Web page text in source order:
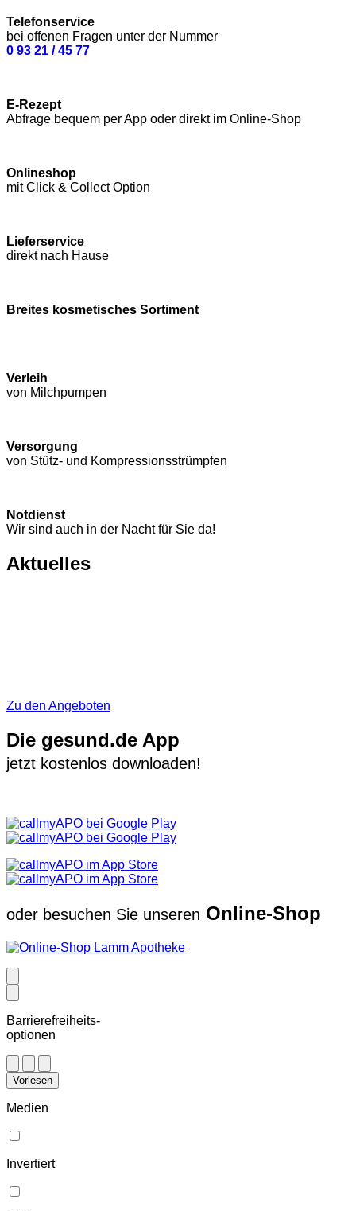
Telefonservice
bei offenen Fragen unter der Nummer
0 93 21 / 45 77
E-Rezept
Abfrage bequem per App oder direkt im Online-Shop
Onlineshop
mit Click & Collect Option
Lieferservice
direkt nach Hause
Breites kosmetisches Sortiment
Verleih
von Milchpumpen
Versorgung
von Stütz- und Kompressions­strümpfen
Notdienst
Wir sind auch in der Nacht für Sie da!
Aktuelles
Zu den Angeboten
Die gesund.de App
jetzt kostenlos downloaden!
oder besuchen Sie unseren Online-Shop
Barrierefreiheits-
optionen
Vorlesen
Medien
Invertiert